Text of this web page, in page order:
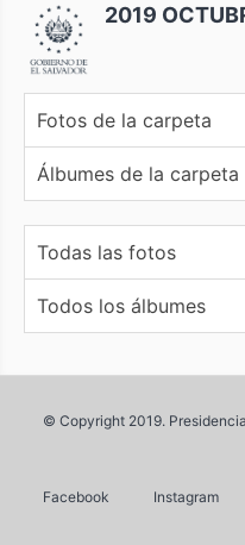
2019
Fotos de la carpeta
Álbumes de la carpeta
Todas las fotos
Todos los álbumes
© Copyright 2019.
Facebook Instagram